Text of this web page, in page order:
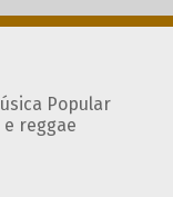
Popular
reggae